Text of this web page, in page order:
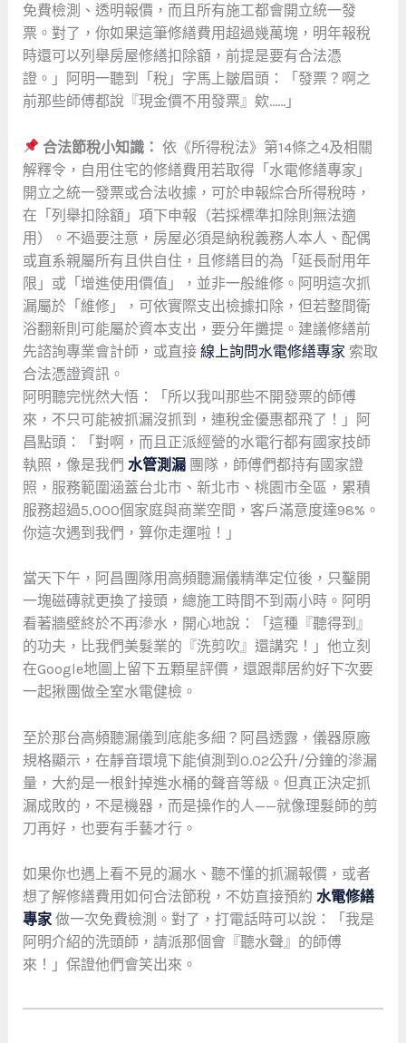
免費檢測、透明報價，而且所有施工都會開立統一發
票。對了，你如果這筆修繕費用超過幾萬塊，明年報稅
時還可以列舉房屋修繕扣除額，前提是要有合法憑
證。」阿明一聽到「稅」字馬上皺眉頭：「發票？啊之
前那些師傅都說『現金價不用發票』欸……」
合法節稅小知識： 依《所得稅法》第14條之4及相關
解釋令，自用住宅的修繕費用若取得「水電修繕專家」
開立之統一發票或合法收據，可於申報綜合所得稅時，
在「列舉扣除額」項下申報（若採標準扣除則無法適
用）。不過要注意，房屋必須是納稅義務人本人、配偶
或直系親屬所有且供自住，且修繕目的為「延長耐用年
限」或「增進使用價值」，並非一般維修。阿明這次抓
漏屬於「維修」，可依實際支出檢據扣除，但若整間衛
浴翻新則可能屬於資本支出，要分年攤提。建議修繕前
先諮詢專業會計師，或直接 線上詢問水電修繕專家 索取
合法憑證資訊。
阿明聽完恍然大悟：「所以我叫那些不開發票的師傅
來，不只可能被抓漏沒抓到，連稅金優惠都飛了！」阿
昌點頭：「對啊，而且正派經營的水電行都有國家技師
執照，像是我們 水管測漏團隊，師傅們都持有國家證
照，服務範圍涵蓋台北市、新北市、桃園市全區，累積
服務超過5,000個家庭與商業空間，客戶滿意度達98%。
你這次遇到我們，算你走運啦！」
當天下午，阿昌團隊用高頻聽漏儀精準定位後，只鑿開
一塊磁磚就更換了接頭，總施工時間不到兩小時。阿明
看著牆壁終於不再滲水，開心地說：「這種『聽得到』
的功夫，比我們美髮業的『洗剪吹』還講究！」他立刻
在Google地圖上留下五顆星評價，還跟鄰居約好下次要
一起揪團做全室水電健檢。
至於那台高頻聽漏儀到底能多細？阿昌透露，儀器原廠
規格顯示，在靜音環境下能偵測到0.02公升/分鐘的滲漏
量，大約是一根針掉進水桶的聲音等級。但真正決定抓
漏成敗的，不是機器，而是操作的人——就像理髮師的剪
刀再好，也要有手藝才行。
如果你也遇上看不見的漏水、聽不懂的抓漏報價，或者
想了解修繕費用如何合法節稅，不妨直接預約 水電修繕
專家做一次免費檢測。對了，打電話時可以說：「我是
阿明介紹的洗頭師，請派那個會『聽水聲』的師傅
來！」保證他們會笑出來。